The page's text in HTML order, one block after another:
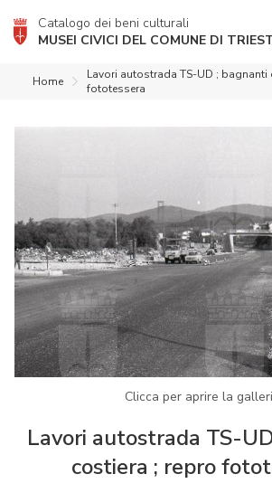
Catalogo dei beni culturali
MUSEI CIVICI DEL COMUNE DI
Home
Lavori autostrada TS-UD ; bagnanti
fototessera
Clicca per aprire la
Lavori autostrada TS-
costiera ; repro